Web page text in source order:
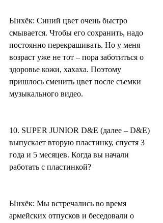
Ынхёк: Синий цвет очень быстро
смывается. Чтобы его сохранить, надо
постоянно перекрашивать. Но у меня
возраст уже не тот – пора заботиться о
здоровье кожи, хахаха. Поэтому
пришлось сменить цвет после съемки
музыкального видео.
10. SUPER JUNIOR D&E (далее – D&E)
выпускает вторую пластинку, спустя 3
года и 5 месяцев. Когда вы начали
работать с пластинкой?
Ынхёк: Мы встречались во время
армейских отпусков и беседовали о